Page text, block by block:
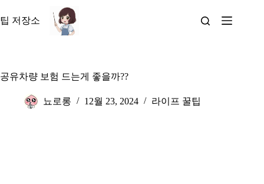
문
뛰
팁 저장소
공유차량 보험 드는게 좋을까??
뇨로롱 12월 23, 2024 라이프 꿀팁